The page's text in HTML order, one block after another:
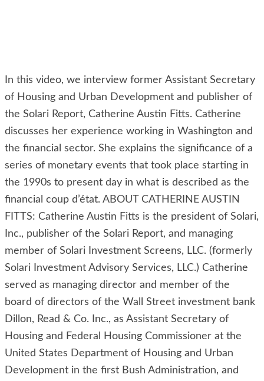
In this video, we interview former Assistant Secretary
of Housing and Urban Development and publisher of
the Solari Report, Catherine Austin Fitts. Catherine
discusses her experience working in Washington and
the financial sector. She explains the significance of a
series of monetary events that took place starting in
the 1990s to present day in what is described as the
financial coup d’état. ABOUT CATHERINE AUSTIN
FITTS: Catherine Austin Fitts is the president of Solari,
Inc., publisher of the Solari Report, and managing
member of Solari Investment Screens, LLC. (formerly
Solari Investment Advisory Services, LLC.) Catherine
served as managing director and member of the
board of directors of the Wall Street investment bank
Dillon, Read & Co. Inc., as Assistant Secretary of
Housing and Federal Housing Commissioner at the
United States Department of Housing and Urban
Development in the first Bush Administration, and